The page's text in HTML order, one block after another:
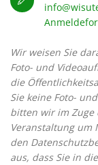
Wir weisen Sie
Foto- und
die
Sie keine Foto-
bitten wir im Zuge
Veranstaltung um
den
aus, dass Sie in